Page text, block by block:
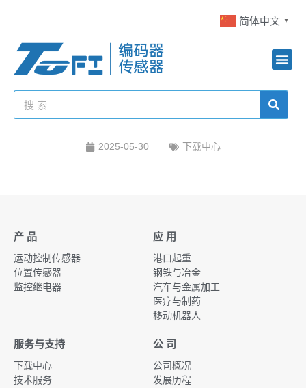
简体中文 ▼
2025-05-30 下载中心
产 品
运动控制传感器
位置传感器
监控继电器
应 用
港口起重
钢铁与冶金
汽车与金属加工
医疗与制药
移动机器人
服务与支持
下载中心
技术服务
公 司
公司概况
发展历程